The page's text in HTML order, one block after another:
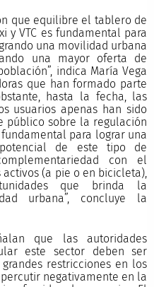
que equilibre el tablero de
y VTC es fundamental para
una movilidad urbana
una mayor oferta de
indica María Vega
que han formado parte
hasta la fecha, las
usuarios apenas han sido
público sobre la regulación
para lograr una
de este tipo de
con el
(a pie o en bicicleta),
que brinda la
urbana”, concluye la
que las autoridades
este sector deben ser
restricciones en los
negativamente en la